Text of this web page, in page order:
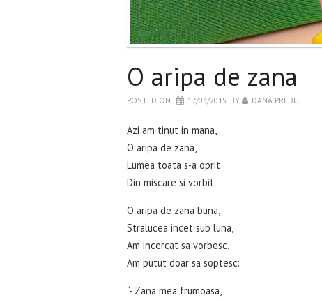
O aripa de zana
POSTED ON 17/03/2015 BY DANA PREDU
Azi am tinut in mana,
O aripa de zana,
Lumea toata s-a oprit
Din miscare si vorbit.
O aripa de zana buna,
Stralucea incet sub luna,
Am incercat sa vorbesc,
Am putut doar sa soptesc:
“- Zana mea frumoasa,